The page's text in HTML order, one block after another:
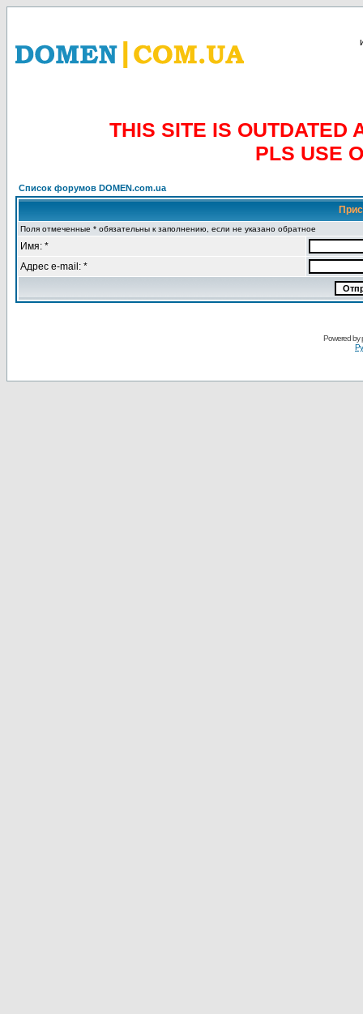
THIS SITE IS OUTDATED
PLS USE
Список форумов DOMEN.com.ua
Поля отмеченные * обязательны к заполнению, если не указано обратное
Имя: *
Адрес e-mail: *
Powered by